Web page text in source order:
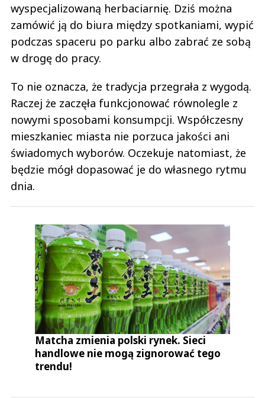
wyspecjalizowaną herbaciarnię. Dziś można
zamówić ją do biura między spotkaniami, wypić
podczas spaceru po parku albo zabrać ze sobą
w drogę do pracy.
To nie oznacza, że tradycja przegrała z wygodą.
Raczej że zaczęła funkcjonować równolegle z
nowymi sposobami konsumpcji. Współczesny
mieszkaniec miasta nie porzuca jakości ani
świadomych wyborów. Oczekuje natomiast, że
będzie mógł dopasować je do własnego rytmu
dnia.
Matcha zmienia polski rynek. Sieci
handlowe nie mogą zignorować tego
trendu!